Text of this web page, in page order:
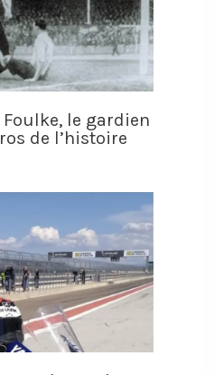
le gardien
de l’histoire